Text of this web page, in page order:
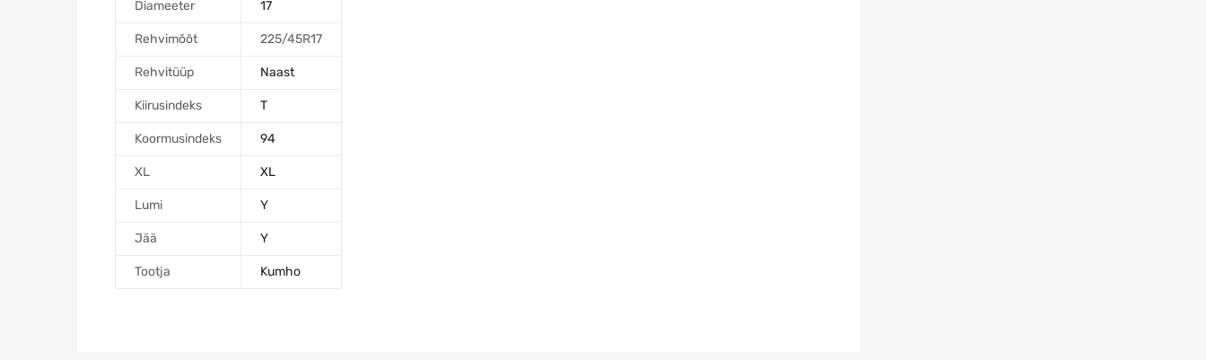
Diameeter 17
Rehvimõõt 225/45R17
Rehvitüüp Naast
Kiirusindeks T
Koormusindeks 94
XL XL
Lumi Y
Jää Y
Tootja Kumho